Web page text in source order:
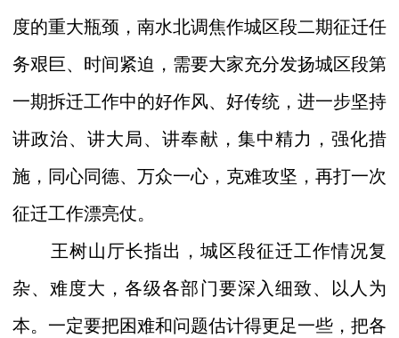
度的重大瓶颈， 南水北调焦作城区段二期征迁任
务艰巨、时间紧迫，需要大家充分发扬城区段第
一期拆迁工作中的好作风、好传统，进一步坚持
讲政治、讲大局、讲奉献，集中精力，强化措
施， 同心同德、万众一心，克难攻坚， 再打一次
征迁工作漂亮仗。
王树山厅长指出，城区段征迁工作情况复
杂、难度大，各级各部门要深入细致、以人为
本。一定要把困难和问题估计得更足一些，把各